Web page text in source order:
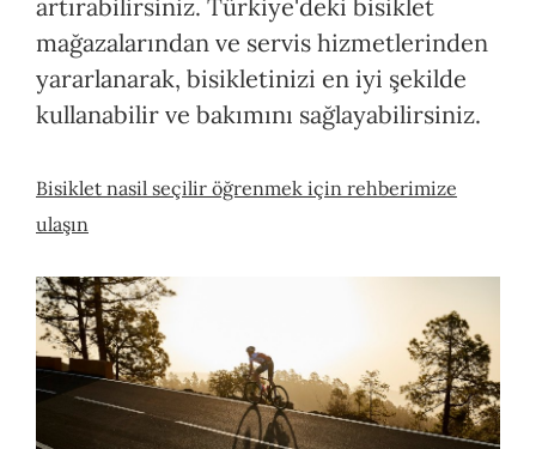
artırabilirsiniz. Türkiye'deki bisiklet
mağazalarından ve servis hizmetlerinden
yararlanarak, bisikletinizi en iyi şekilde
kullanabilir ve bakımını sağlayabilirsiniz.
Bisiklet nasil seçilir öğrenmek için rehberimize
ulaşın